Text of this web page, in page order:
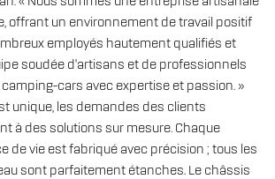
offrant un environnement de travail positif
employés hautement qualifiés et
soudée d'artisans et de professionnels
cars avec expertise et passion. »
unique, les demandes des clients
à des solutions sur mesure. Chaque
de vie est fabriqué avec précision ; tous les
sont parfaitement étanches. Le châssis